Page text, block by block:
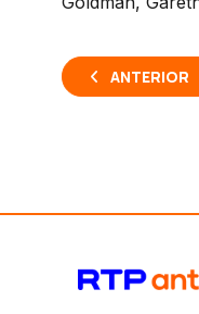
ANTERIOR